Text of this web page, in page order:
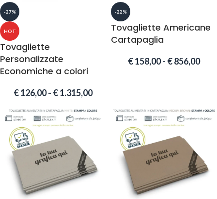
-27%
HOT
Tovagliette
Personalizzate
Economiche a colori
€126,00- €1.315,00
-22%
Tovagliette Americane
Cartapaglia
€158,00- €856,00